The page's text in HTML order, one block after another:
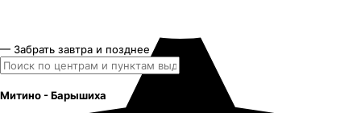
— Забрать завтра и позднее
Митино - Барышиха